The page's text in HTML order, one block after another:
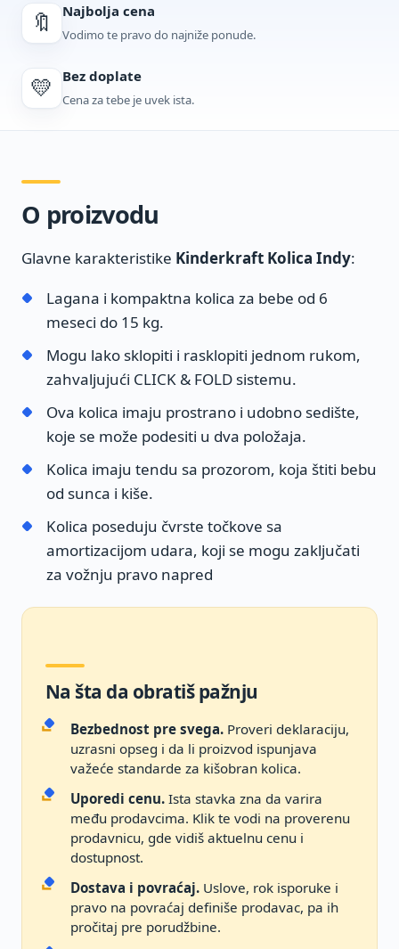
🔖 Najbolja cena
Vodimo te pravo do najniže ponude.
💛 Bez doplate
Cena za tebe je uvek ista.
O proizvodu
Glavne karakteristike Kinderkraft Kolica Indy:
Lagana i kompaktna kolica za bebe od 6
meseci do 15 kg.
Mogu lako sklopiti i rasklopiti jednom rukom,
zahvaljujući CLICK & FOLD sistemu.
Ova kolica imaju prostrano i udobno sedište,
koje se može podesiti u dva položaja.
Kolica imaju tendu sa prozorom, koja štiti bebu
od sunca i kiše.
Kolica poseduju čvrste točkove sa
amortizacijom udara, koji se mogu zaključati
za vožnju pravo napred
Na šta da obratiš pažnju
Bezbednost pre svega. Proveri deklaraciju,
uzrasni opseg i da li proizvod ispunjava
važeće standarde za kišobran kolica.
Uporedi cenu. Ista stavka zna da varira
među prodavcima. Klik te vodi na proverenu
prodavnicu, gde vidiš aktuelnu cenu i
dostupnost.
Dostava i povraćaj. Uslove, rok isporuke i
pravo na povraćaj definiše prodavac, pa ih
pročitaj pre porudžbine.